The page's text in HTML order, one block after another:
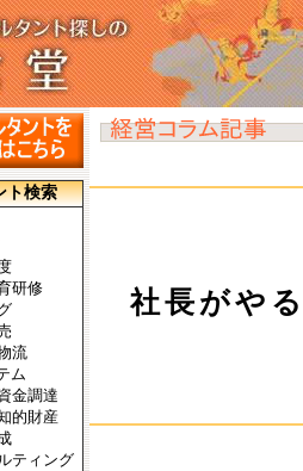
ト検索
研修
流
ム
金調達
的財産
ティング
社長がや